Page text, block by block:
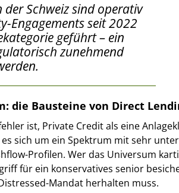
der Schweiz sind operativ
Engagements seit 2022
geführt – ein
zunehmend
die Bausteine von Direct
ist, Private Credit als eine
sich um ein Spektrum mit sehr
Profilen. Wer das Universum
für ein konservatives senior
Mandat herhalten muss.